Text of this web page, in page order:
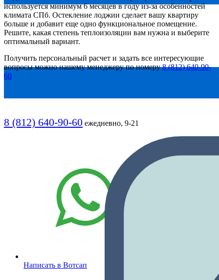
8 (812) 640-90-60 ежедневно, 9-21
Написать в Вотсап
используется минимум 6 месяцев в году из-за особенностей
климата СПб. Остекление лоджии сделает вашу квартиру
больше и добавит еще одно функциональное помещение.
Решите, какая степень теплоизоляции вам нужна и выберите
оптимальный вариант.
Получить персональный расчет и задать все интересующие
вопросы можно нашему менеджеру по номеру8 (812) 640-90-
60